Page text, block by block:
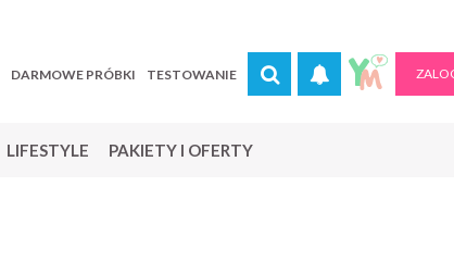
DARMOWE PRÓBKI TESTOWANIE
LIFESTYLE PAKIETY I OFERTY